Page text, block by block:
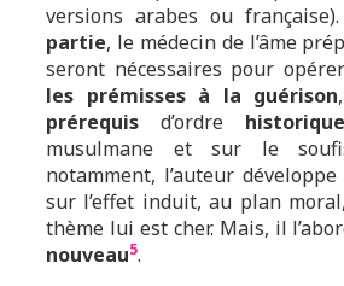
versions arabes ou
partie, le médecin de l’âme
seront nécessaires pour
les prémisses à la guérison
prérequis d’ordre
musulmane et sur le
notamment, l’auteur
sur l’effet induit, au plan
thème lui est cher. Mais, il
nouveau5.